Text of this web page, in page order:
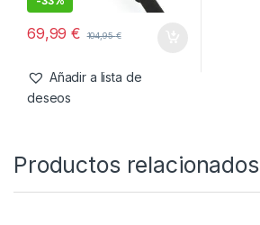
69,99€ 104,95€
Añadir a lista de
deseos
Productos relacionados